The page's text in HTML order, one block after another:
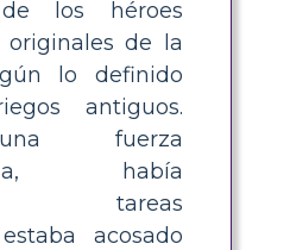
los héroes
originales de la
lo definido
antiguos.
fuerza
había
tareas
acosado